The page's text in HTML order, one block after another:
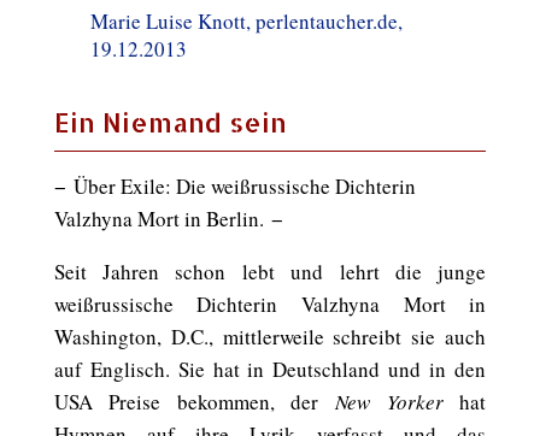
Marie Luise Knott, perlentaucher.de,
19.12.2013
Ein Niemand sein
− Über Exile: Die weißrussische Dichterin
Valzhyna Mort in Berlin. −
Seit Jahren schon lebt und lehrt die junge
weißrussische Dichterin Valzhyna Mort in
Washington, D.C., mittlerweile schreibt sie auch
auf Englisch. Sie hat in Deutschland und in den
USA Preise bekommen, derNew Yorkerhat